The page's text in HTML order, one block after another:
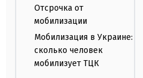
Отсрочка от
мобилизации
Мобилизация в Украине:
сколько человек
мобилизует ТЦК